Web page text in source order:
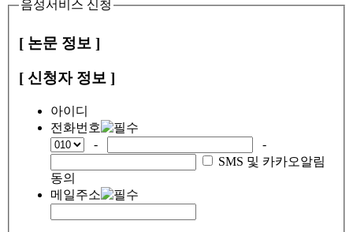
음성서비스 신청
[ 논문 정보 ]
[ 신청자 정보 ]
아이디
전화번호
-
-
SMS 및 카카오알림
동의
메일주소